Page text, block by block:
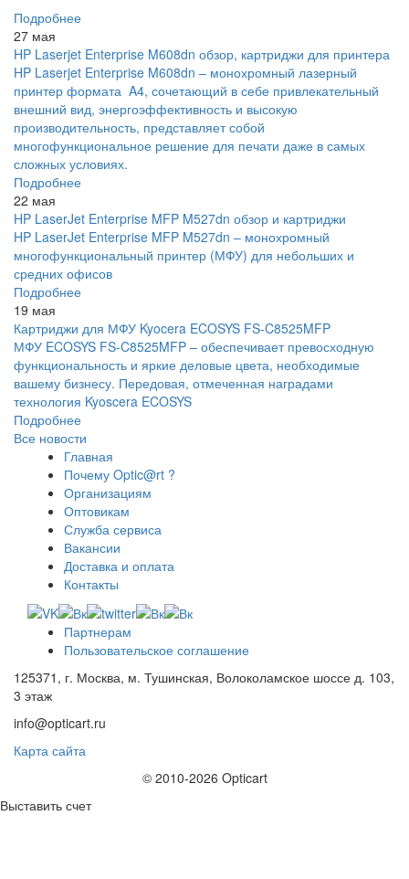
Подробнее
27 мая
HP Laserjet Enterprise M608dn обзор, картриджи для принтера
HP Laserjet Enterprise M608dn – монохромный лазерный
принтер формата A4, сочетающий в себе привлекательный
внешний вид, энергоэффективность и высокую
производительность, представляет собой
многофункциональное решение для печати даже в самых
сложных условиях.
Подробнее
22 мая
HP LaserJet Enterprise MFP M527dn обзор и картриджи
HP LaserJet Enterprise MFP M527dn – монохромный
многофункциональный принтер (МФУ) для небольших и
средних офисов
Подробнее
19 мая
Картриджи для МФУ Kyocera ECOSYS FS-C8525MFP
МФУ ECOSYS FS-C8525MFP – обеспечивает превосходную
функциональность и яркие деловые цвета, необходимые
вашему бизнесу. Передовая, отмеченная наградами
технология Kyoscera ECOSYS
Подробнее
Все новости
Главная
Почему Optic@rt ?
Организациям
Оптовикам
Служба сервиса
Вакансии
Доставка и оплата
Контакты
Партнерам
Пользовательское соглашение
125371, г. Москва, м. Тушинская, Волоколамское шоссе д. 103,
3 этаж
info@opticart.ru
Карта сайта
© 2010-2026 Opticart
Выставить счет